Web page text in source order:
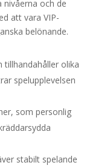
nivåerna och de
att vara VIP-
belönande.
tillhandahåller olika
spelupplevelsen
som personlig
stabilt spelande